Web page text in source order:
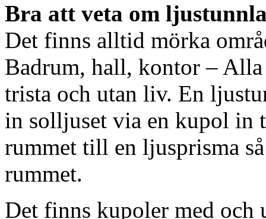
Bra att veta om
Det finns alltid mörka
Badrum, hall, kontor – Alla
trista och utan liv. En
in solljuset via en kupol in
rummet till en ljusprisma
rummet.
Det finns kupoler med och